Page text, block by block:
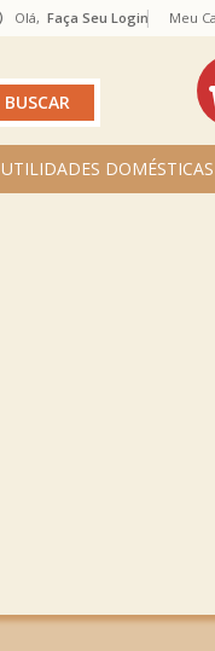
Olá, Faça Seu Login
UTILIDADES DOMÉSTICAS
Meu